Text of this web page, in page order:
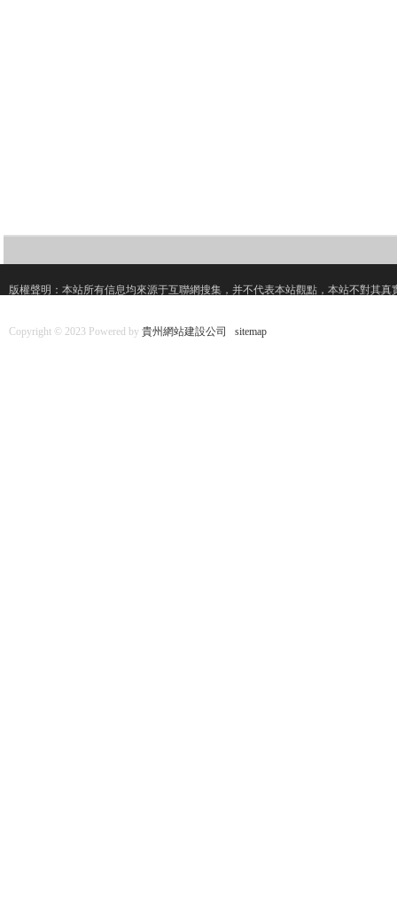
版權聲明：本站所有信息均來源于互聯網搜集，并不代表本站觀點，本站不對其
Copyright © 2023 Powered by 貴州網站建設公司 sitemap